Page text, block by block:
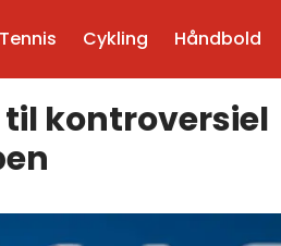
Tennis Cykling Håndbold
kontroversiel